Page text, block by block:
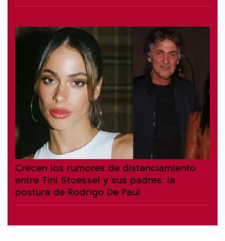
Crecen los rumores de distanciamiento
entre Tini Stoessel y sus padres: la
postura de Rodrigo De Paul